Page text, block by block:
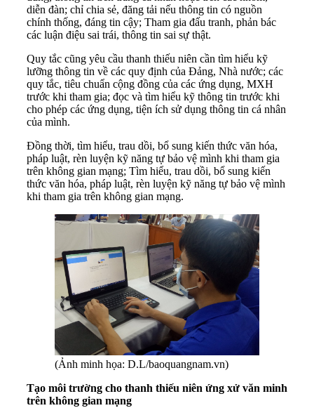
diễn đàn; chỉ chia sẻ, đăng tải nếu thông tin có nguồn
chính thống, đáng tin cậy; Tham gia đấu tranh, phản bác
các luận điệu sai trái, thông tin sai sự thật.
Quy tắc cũng yêu cầu thanh thiếu niên cần tìm hiểu kỹ
lưỡng thông tin về các quy định của Đảng, Nhà nước; các
quy tắc, tiêu chuẩn cộng đồng của các ứng dụng, MXH
trước khi tham gia; đọc và tìm hiểu kỹ thông tin trước khi
cho phép các ứng dụng, tiện ích sử dụng thông tin cá nhân
của mình.
Đồng thời, tìm hiểu, trau dồi, bổ sung kiến thức văn hóa,
pháp luật, rèn luyện kỹ năng tự bảo vệ mình khi tham gia
trên không gian mạng; Tìm hiểu, trau dồi, bổ sung kiến
thức văn hóa, pháp luật, rèn luyện kỹ năng tự bảo vệ mình
khi tham gia trên không gian mạng.
(Ảnh minh họa: D.L/baoquangnam.vn)
Tạo môi trường cho thanh thiếu niên ứng xử văn minh
trên không gian mạng